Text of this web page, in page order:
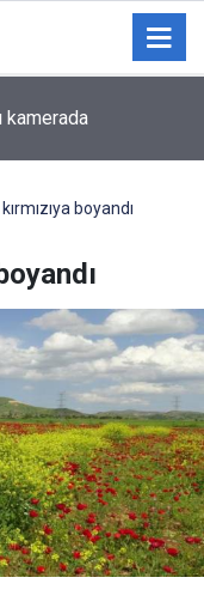
kamerada
boyandı